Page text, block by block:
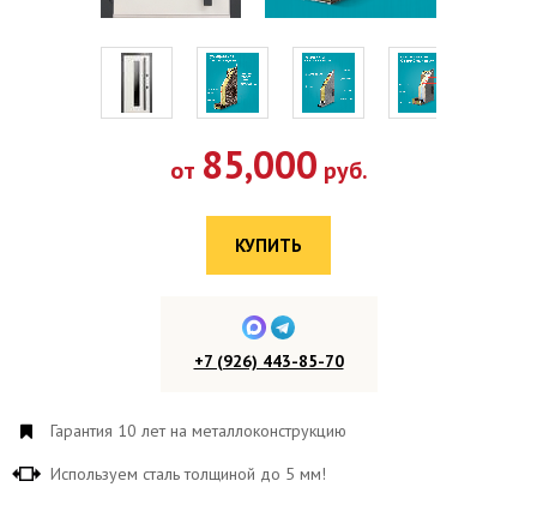
от 85,000 руб.
КУПИТЬ
+7 (926) 443-85-70
Гарантия 10 лет на металлоконструкцию
Используем сталь толщиной до 5 мм!